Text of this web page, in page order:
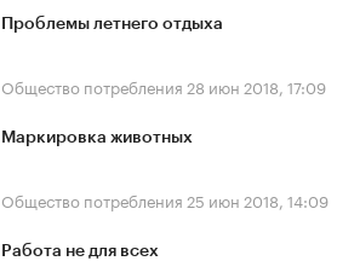
Проблемы летнего отдыха
Общество потребления 28 июн 2018, 17:09
Маркировка животных
Общество потребления 25 июн 2018, 14:09
Работа не для всех